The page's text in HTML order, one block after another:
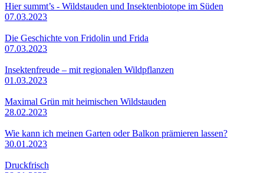
Hier summt’s - Wildstauden und Insektenbiotope im Süden
07.03.2023
Die Geschichte von Fridolin und Frida
07.03.2023
Insektenfreude – mit regionalen Wildpflanzen
01.03.2023
Maximal Grün mit heimischen Wildstauden
28.02.2023
Wie kann ich meinen Garten oder Balkon prämieren lassen?
30.01.2023
Druckfrisch